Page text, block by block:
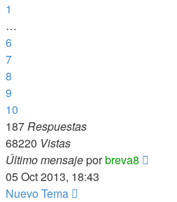
1
…
6
7
8
9
10
187Respuestas
68220 Vistas
Último mensajeporbreva8
05 Oct 2013, 18:43
Nuevo Tema